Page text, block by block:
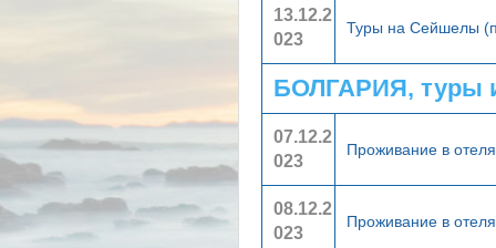
13.12.2
023
Туры на Сейшелы
БОЛГАРИЯ, туры
07.12.2
023
Проживание в
08.12.2
023
Проживание в